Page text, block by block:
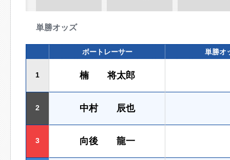
単勝オッズ
ボートレーサー 単勝オ
1 楠 将太郎
2 中村 辰也
3 向後 龍一